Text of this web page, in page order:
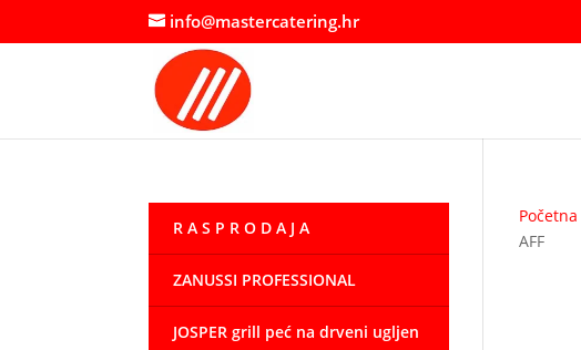
info@mastercatering.hr
Početna
AFF
R A S P R O D A J A
ZANUSSI PROFESSIONAL
JOSPER grill peć na drveni ugljen